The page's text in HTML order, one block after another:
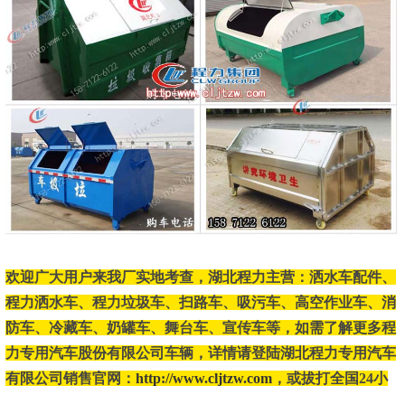
欢迎广大用户来我厂实地考查，湖北程力主营：洒水车配件、
程力洒水车、程力垃圾车、扫路车、吸污车、高空作业车、消
防车、冷藏车、奶罐车、舞台车、宣传车等，如需了解更多程
力专用汽车股份有限公司车辆，详情请登陆湖北程力专用汽车
有限公司销售官网： http://www.cljtzw.com，或拔打全国24小